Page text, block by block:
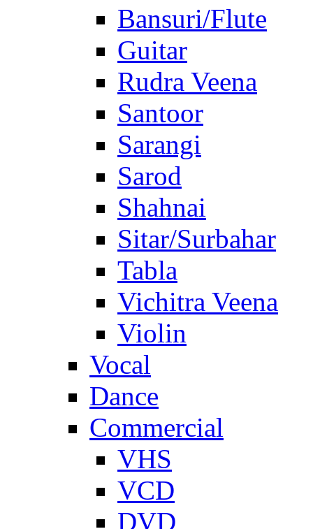
Bansuri/Flute
Guitar
Rudra Veena
Santoor
Sarangi
Sarod
Shahnai
Sitar/Surbahar
Tabla
Vichitra Veena
Violin
Vocal
Dance
Commercial
VHS
VCD
DVD